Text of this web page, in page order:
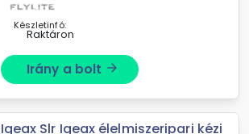
Készletinfó:
Raktáron
Irány a bolt arrow_forward
Igeax Slr Igeax élelmiszeripari kézi